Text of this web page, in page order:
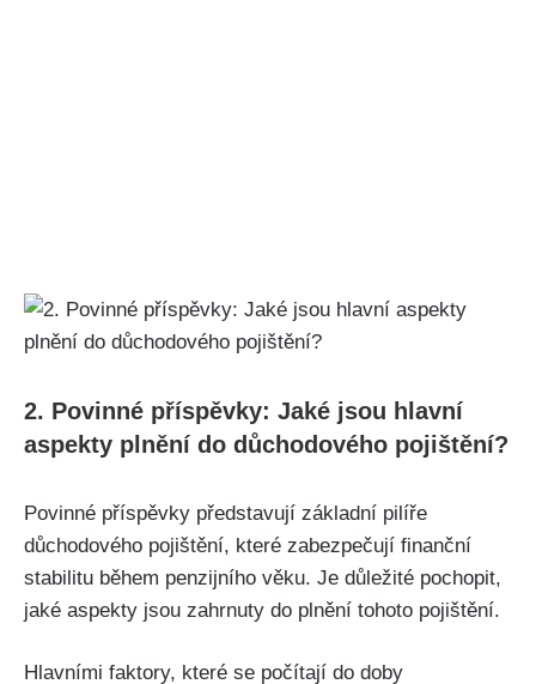
2. Povinné příspěvky: Jaké jsou hlavní
aspekty plnění do důchodového pojištění?
Povinné příspěvky představují základní pilíře
důchodového pojištění, které zabezpečují finanční
stabilitu během penzijního věku. Je důležité pochopit,
jaké aspekty jsou zahrnuty do plnění tohoto pojištění.
Hlavními faktory, které se počítají do doby